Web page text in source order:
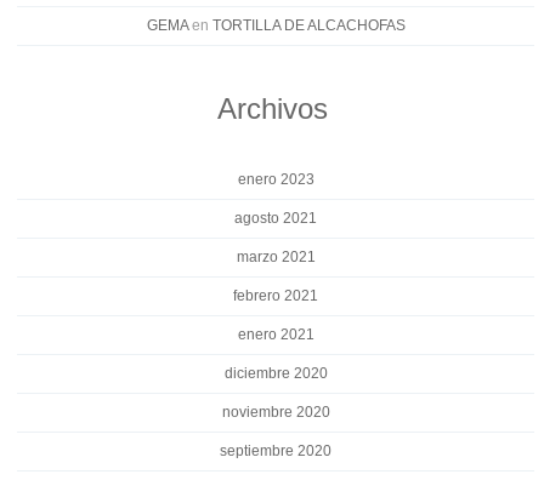
GEMAen TORTILLA DE ALCACHOFAS
Archivos
enero 2023
agosto 2021
marzo 2021
febrero 2021
enero 2021
diciembre 2020
noviembre 2020
septiembre 2020